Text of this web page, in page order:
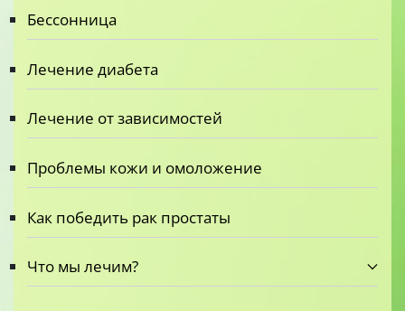
Бессонница
Лечение диабета
Лечение от зависимостей
Проблемы кожи и омоложение
Как победить рак простаты
Что мы лечим?